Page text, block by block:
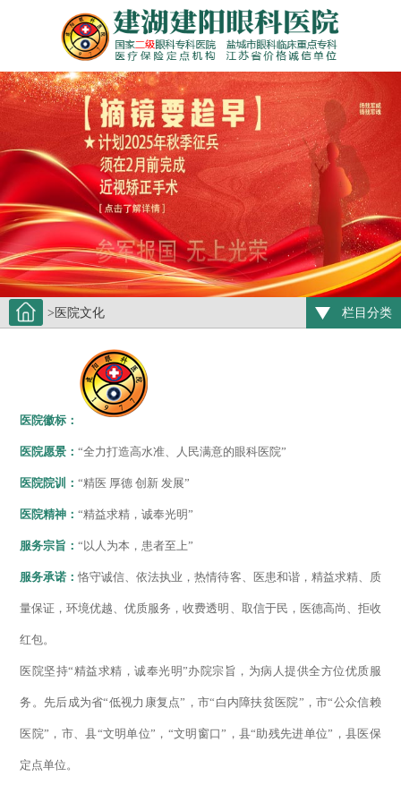
>医院文化 栏目分类
医院徽标：
医院愿景：“全力打造高水准、人民满意的眼科医院”
医院院训：“精医 厚德 创新 发展”
医院精神：“精益求精，诚奉光明”
服务宗旨：“以人为本，患者至上”
服务承诺：恪守诚信、依法执业，热情待客、医患和谐，精益求精、质
量保证，环境优越、优质服务，收费透明、取信于民，医德高尚、拒收
红包。
医院坚持“精益求精，诚奉光明”办院宗旨，为病人提供全方位优质服
务。先后成为省“低视力康复点”，市“白内障扶贫医院”，市“公众信赖
医院”，市、县“文明单位”，“文明窗口”，县“助残先进单位”，县医保
定点单位。